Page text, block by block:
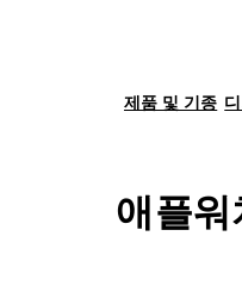
제품 및 기종
애플